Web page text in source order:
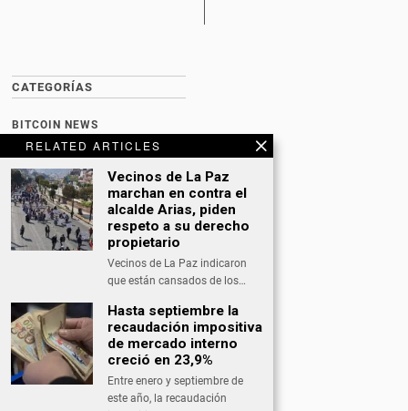
RELATED ARTICLES
Vecinos de La Paz
marchan en contra el
alcalde Arias, piden
respeto a su derecho
propietario
Vecinos de La Paz indicaron
que están cansados de los…
Hasta septiembre la
recaudación impositiva
de mercado interno
creció en 23,9%
Entre enero y septiembre de
este año, la recaudación
CATEGORÍAS
BITCOIN NEWS
CULTURA
DATING
DEPORTES
ECONOMÍA
INTERNACIONAL
NACIONAL
OPINIÓN
SALUD